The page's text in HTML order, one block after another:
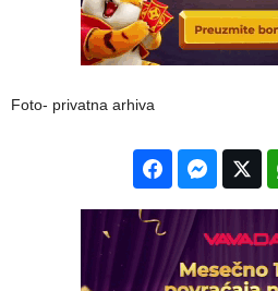
Foto- privatna arhiva